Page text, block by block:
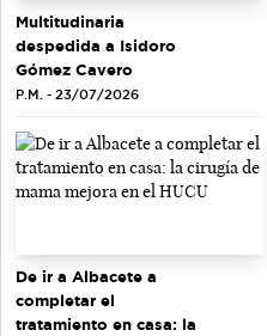
Multitudinaria
despedida a Isidoro
Gómez Cavero
P.M. - 23/07/2026
De ir a Albacete a
completar el
tratamiento en casa: la